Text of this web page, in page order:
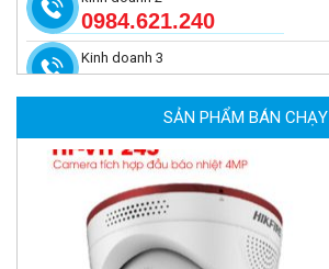
0984.621.240
Kinh doanh 3
SẢN PHẨM BÁN CHẠY
MUA NGAY